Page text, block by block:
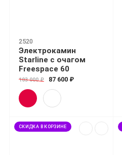
2520
Электрокамин
Starline с очагом
Freespace 60
103 000 ₽ 87 600 ₽
СКИДКА В КОРЗИНЕ